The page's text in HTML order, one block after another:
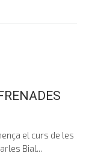
el curs de les
Bial...